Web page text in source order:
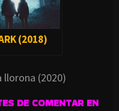
(2018)
llorona (2020)
DE COMENTAR EN